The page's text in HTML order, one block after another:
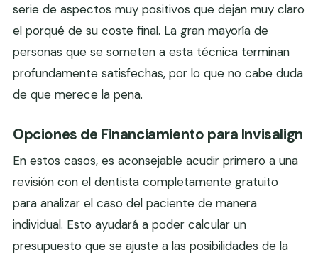
serie de aspectos muy positivos que dejan muy claro
el porqué de su coste final. La gran mayoría de
personas que se someten a esta técnica terminan
profundamente satisfechas, por lo que no cabe duda
de que merece la pena.
Opciones de Financiamiento para Invisalign
En estos casos, es aconsejable acudir primero a una
revisión con el dentista completamente gratuito
para analizar el caso del paciente de manera
individual. Esto ayudará a poder calcular un
presupuesto que se ajuste a las posibilidades de la